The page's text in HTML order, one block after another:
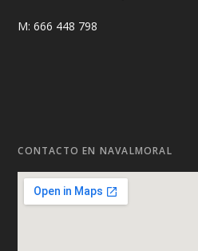
M: 666 448 798
CONTACTO EN NAVALMORAL